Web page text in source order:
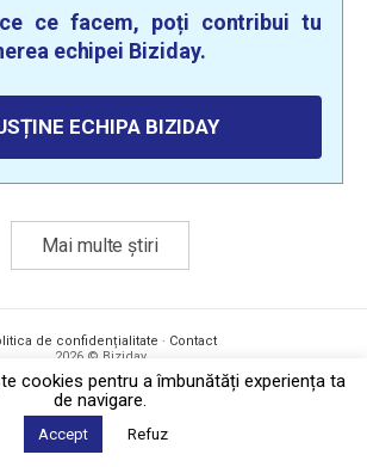
ce facem, poți contribui tu
echipei Biziday.
ECHIPA BIZIDAY
Mai multe știri
de confidențialitate · Contact
2026 © Biziday
cookies pentru a îmbunătăți experiența ta
de navigare.
Accept Refuz